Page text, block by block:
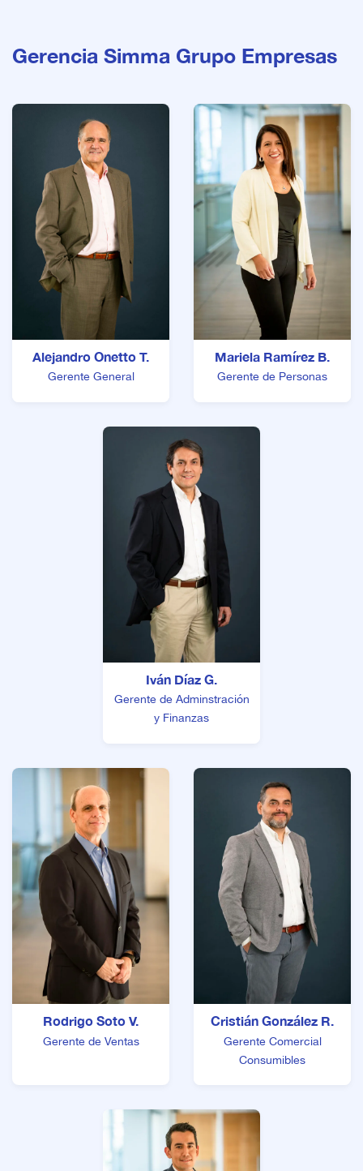
Gerencia Simma Grupo Empresas
Alejandro Onetto T.
Gerente General
Mariela Ramírez B.
Gerente de Personas
Iván Díaz G.
Gerente de Adminstración
y Finanzas
Rodrigo Soto V.
Gerente de Ventas
Cristián González R.
Gerente Comercial
Consumibles